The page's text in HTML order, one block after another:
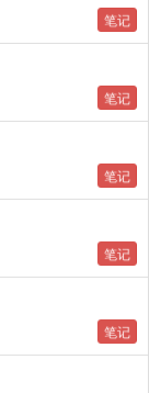
笔记
笔记
笔记
笔记
笔记